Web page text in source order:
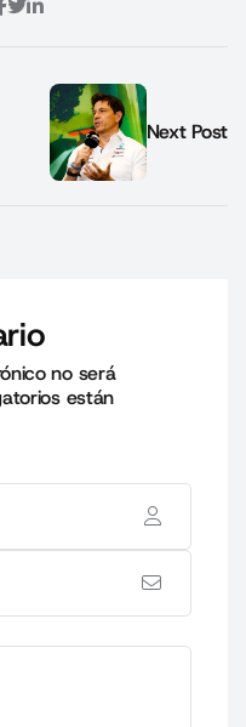
Next Post
no será
están